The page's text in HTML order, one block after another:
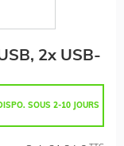
2x USB-
SOUS 2-10 JOURS